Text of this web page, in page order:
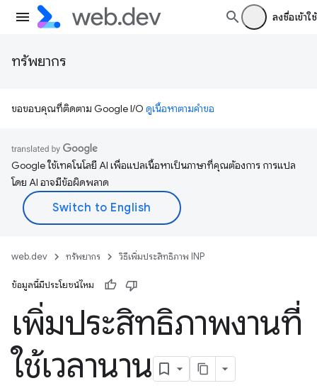
ลงชื่อเข้าใช้
ทรัพยากร
ขอขอบคุณที่ติดตาม Google I/O ดูเนื้อหาตามคำขอ
Google ใช้เทคโนโลยี AI เพื่อแปลเนื้อหาเป็นภาษาที่คุณต้องการ การแปล
โดย AI อาจมีข้อผิดพลาด
web.dev ทรัพยากร วิธีเพิ่มประสิทธิภาพ INP
ข้อมูลนี้มีประโยชน์ไหม
เพิ่มประสิทธิภาพงานที่
ใช้เวลานาน